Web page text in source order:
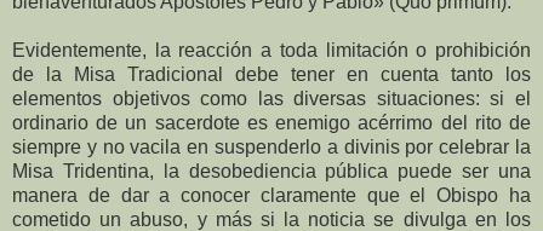
Evidentemente, la reacción a toda limitación o prohibición
de la Misa Tradicional debe tener en cuenta tanto los
elementos objetivos como las diversas situaciones: si el
ordinario de un sacerdote es enemigo acérrimo del rito de
siempre y no vacila en suspenderlo a divinis por celebrar la
Misa Tridentina, la desobediencia pública puede ser una
manera de dar a conocer claramente que el Obispo ha
cometido un abuso, y más si la noticia se divulga en los